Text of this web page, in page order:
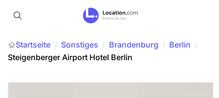
Startseite / Sonstiges / Brandenburg / Berlin /
Steigenberger Airport Hotel Berlin